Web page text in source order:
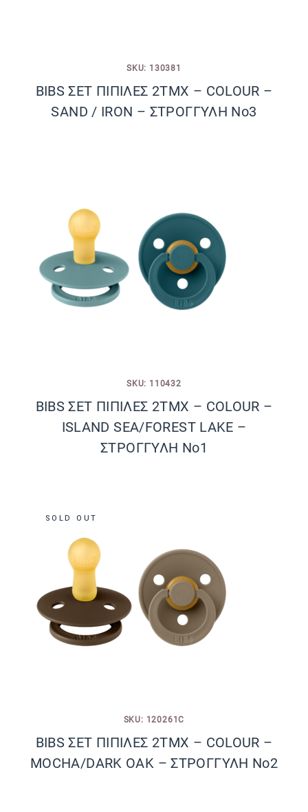
SKU: 130381
BIBS ΣΕΤ ΠΙΠΙΛΕΣ 2ΤΜΧ – COLOUR –
SAND / IRON – ΣΤΡΟΓΓΥΛΗ No3
SKU: 110432
BIBS ΣΕΤ ΠΙΠΙΛΕΣ 2ΤΜΧ – COLOUR –
ISLAND SEA/FOREST LAKE –
ΣΤΡΟΓΓΥΛΗ No1
SOLD OUT
SKU: 120261C
BIBS ΣΕΤ ΠΙΠΙΛΕΣ 2ΤΜΧ – COLOUR –
MOCHA/DARK OAK – ΣΤΡΟΓΓΥΛΗ No2